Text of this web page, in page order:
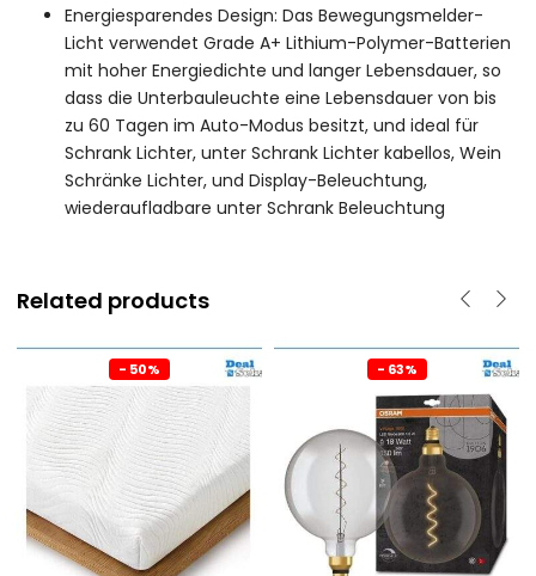
Energiesparendes Design: Das Bewegungsmelder-
Licht verwendet Grade A+ Lithium-Polymer-Batterien
mit hoher Energiedichte und langer Lebensdauer, so
dass die Unterbauleuchte eine Lebensdauer von bis
zu 60 Tagen im Auto-Modus besitzt, und ideal für
Schrank Lichter, unter Schrank Lichter kabellos, Wein
Schränke Lichter, und Display-Beleuchtung,
wiederaufladbare unter Schrank Beleuchtung
Related products
- 50% - 63%